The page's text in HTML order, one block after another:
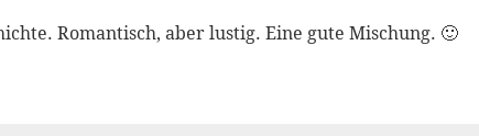
Romantisch, aber lustig. Eine gute Mischung. 🙂